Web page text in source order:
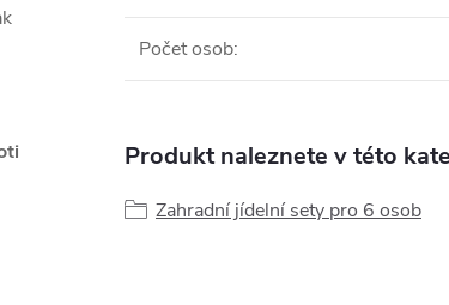
Počet osob:
Produkt naleznete v této
Zahradní jídelní sety pro 6 osob